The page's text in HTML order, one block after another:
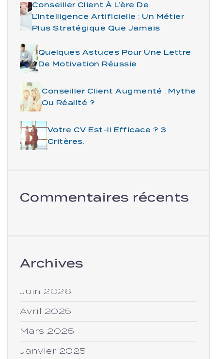
Conseiller Client À L’ère De
L’Intelligence Artificielle : Un Métier
Plus Stratégique Que Jamais
Quelques Astuces Pour Une Lettre
De Motivation Réussie
Conseiller Client Augmenté : Mythe
Ou Réalité ?
Votre CV Est-Il Efficace ? 3
Critères.
Commentaires récents
Archives
Juin 2026
Avril 2025
Mars 2025
Janvier 2025